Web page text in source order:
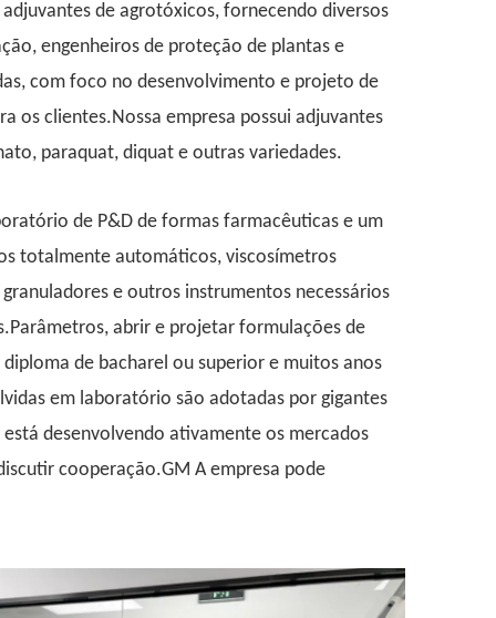
de agrotóxicos, fornecendo diversos
engenheiros de proteção de plantas e
com foco no desenvolvimento e projeto de
os clientes.Nossa empresa possui adjuvantes
paraquat, diquat e outras variedades.
de P&D de formas farmacêuticas e um
totalmente automáticos, viscosímetros
e outros instrumentos necessários
abrir e projetar formulações de
de bacharel ou superior e muitos anos
em laboratório são adotadas por gigantes
desenvolvendo ativamente os mercados
cooperação.GM A empresa pode